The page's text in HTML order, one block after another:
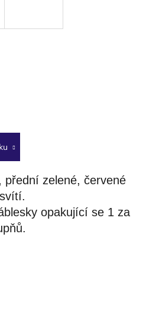
přední zelené, červené
opakující se 1 za